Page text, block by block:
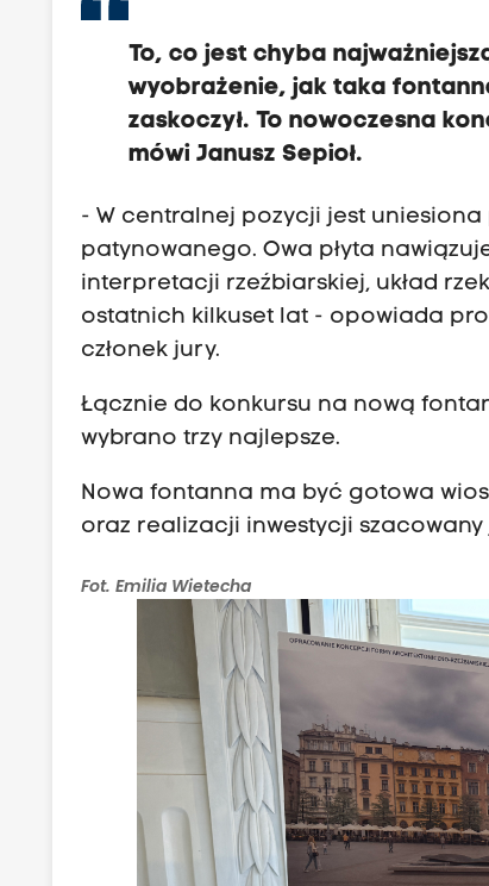
To, co jest chyba
wyobrażenie, jak taka
zaskoczył. To nowoczesna
mówi Janusz Sepioł.
- W centralnej pozycji jest
patynowanego. Owa płyta
interpretacji rzeźbiarskiej, układ
ostatnich kilkuset lat - opowiada
członek jury.
Łącznie do konkursu na nową
wybrano trzy najlepsze.
Nowa fontanna ma być gotowa
oraz realizacji inwestycji szacowany
Fot. Emilia Wietecha